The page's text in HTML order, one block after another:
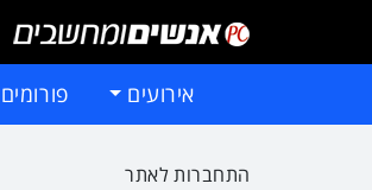
אירועים פורומים
התחברות לאתר